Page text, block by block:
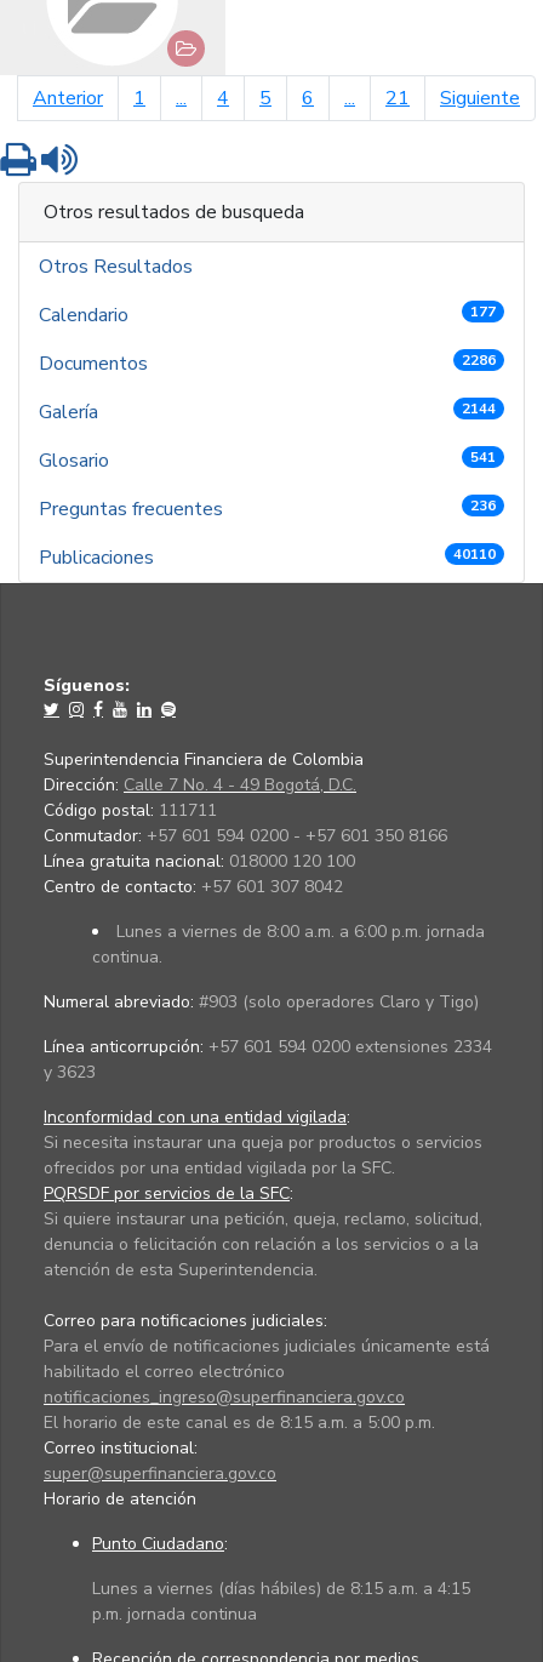
Anteriorpágina anterior
1 ... 4 5 6 ... 21 Siguiente
Imprimir
Otros resultados de busqueda
Otros Resultados
Calendario
177
Documentos 2286
Galería 2144
Glosario 541
Preguntas frecuentes 236
Publicaciones 40110
Síguenos:
Superintendencia Financiera de Colombia
Dirección: Calle 7 No. 4 - 49 Bogotá, D.C.
Código postal: 111711
Conmutador: +57 601 594 0200 - +57 601 350 8166
Línea gratuita nacional: 018000 120 100
Centro de contacto: +57 601 307 8042
Lunes a viernes de 8:00 a.m. a 6:00 p.m. jornada
continua.
Numeral abreviado: #903 (solo operadores Claro y Tigo)
Línea anticorrupción: +57 601 594 0200 extensiones 2334
y 3623
Inconformidad con una entidad vigilada:
Si necesita instaurar una queja por productos o servicios
ofrecidos por una entidad vigilada por la SFC.
PQRSDF por servicios de la SFC:
Si quiere instaurar una petición, queja, reclamo, solicitud,
denuncia o felicitación con relación a los servicios o a la
atención de esta Superintendencia.
Correo para notificaciones judiciales:
Para el envío de notificaciones judiciales únicamente está
habilitado el correo electrónico
notificaciones_ingreso@superfinanciera.gov.co
El horario de este canal es de 8:15 a.m. a 5:00 p.m.
Correo institucional:
super@superfinanciera.gov.co
Horario de atención
Punto Ciudadano:
Lunes a viernes (días hábiles) de 8:15 a.m. a 4:15
p.m. jornada continua